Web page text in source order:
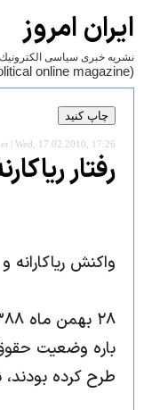
ايران امروز
نشريه خبری سياسی الكترونيك
online magazine)
| Wed, 17.02.2010, 17:26
رفتار
واکنش
باره وضعیت
طرح کرده